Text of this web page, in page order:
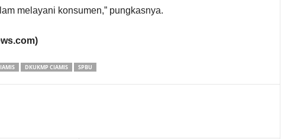
melayani konsumen,” pungkasnya.
DKUKMP CIAMIS SPBU